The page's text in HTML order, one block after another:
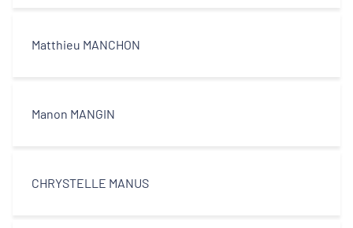
Matthieu MANCHON
Manon MANGIN
CHRYSTELLE MANUS